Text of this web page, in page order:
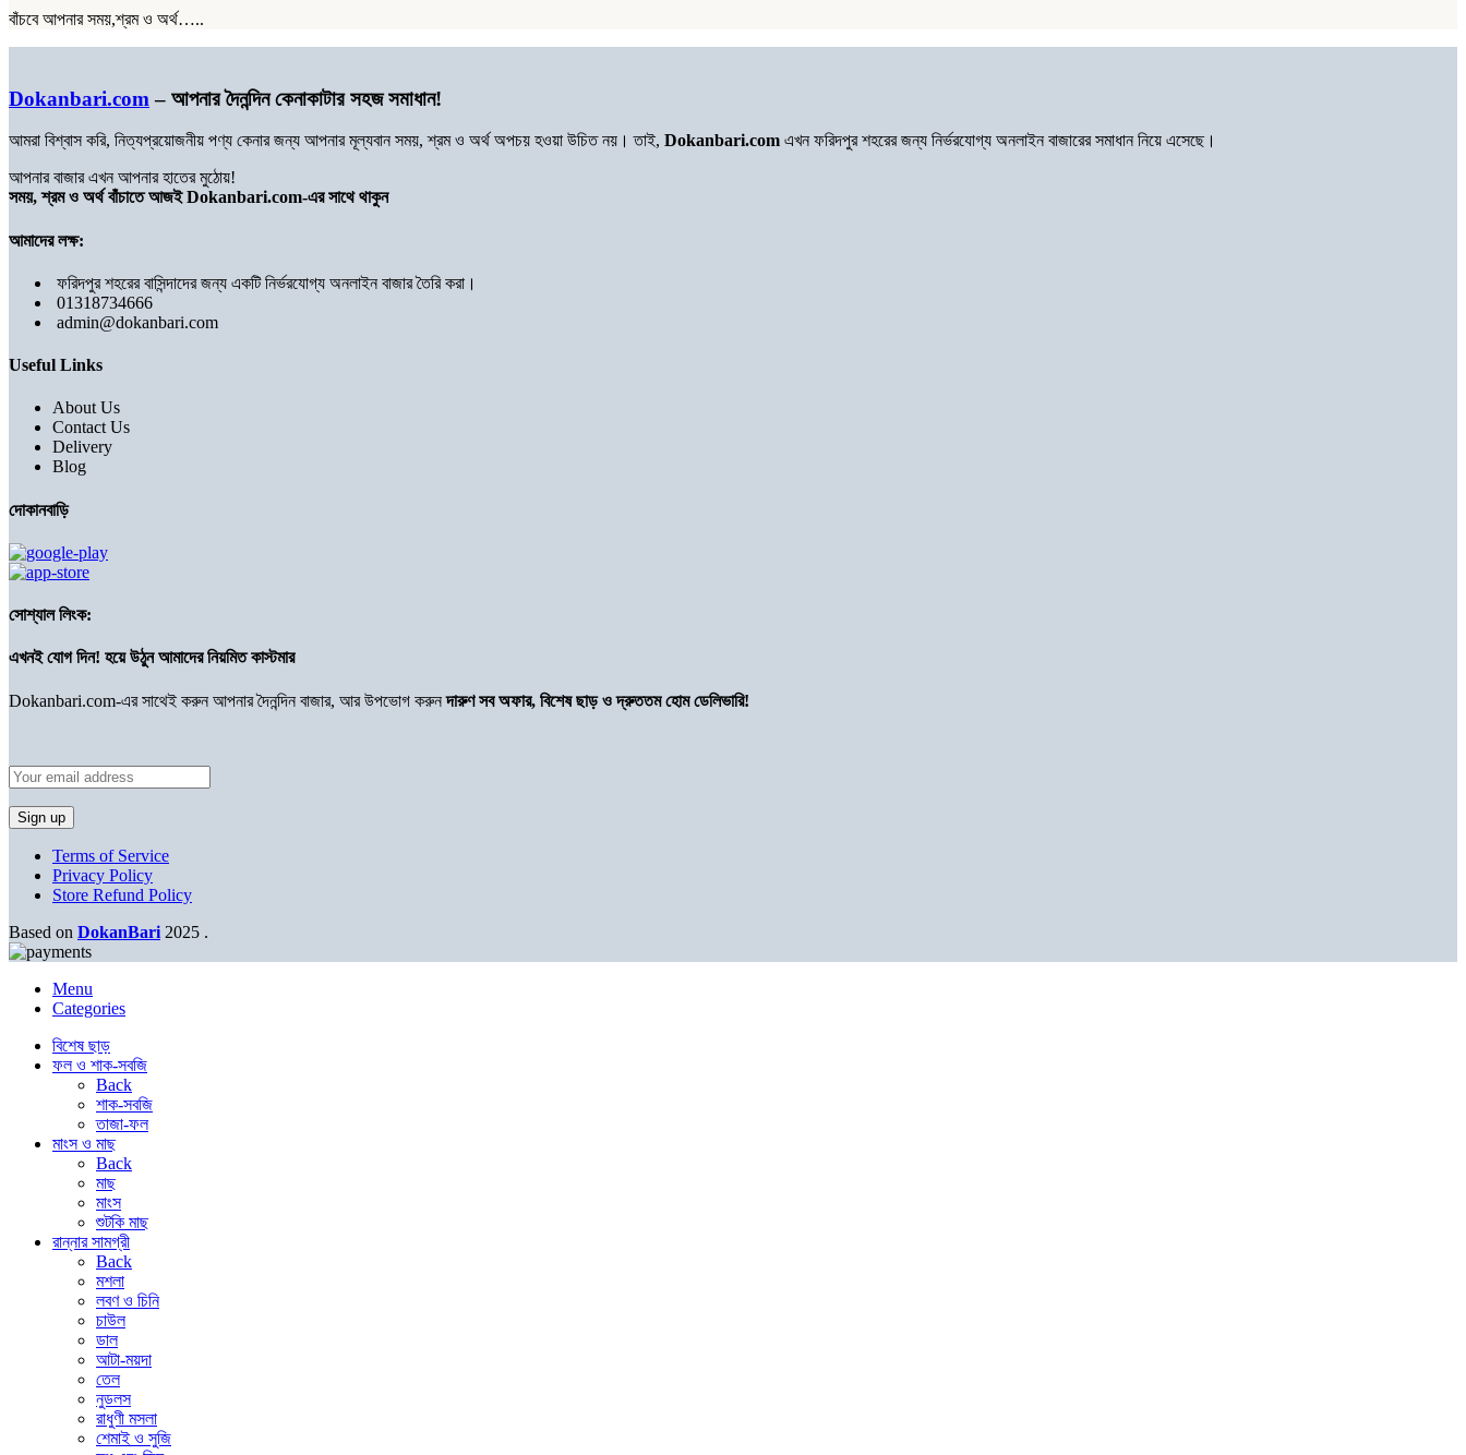
বাঁচবে আপনার সময়,শ্রম ও অর্থ…..
Dokanbari.com – আপনার দৈনন্দিন কেনাকাটার সহজ সমাধান!
আমরা বিশ্বাস করি, নিত্যপ্রয়োজনীয় পণ্য কেনার জন্য আপনার মূল্যবান সময়, শ্রম ও অর্থ অপচয় হওয়া উচিত নয়। তাই, Dokanbari.com এখন ফরিদপুর শহরের জন্য নির্ভরযোগ্য অনলাইন বাজারের সমাধান নিয়ে এসেছে।
আপনার বাজার এখন আপনার হাতের মুঠোয়!
সময়, শ্রম ও অর্থ বাঁচাতে আজই Dokanbari.com-এর সাথে থাকুন
আমাদের লক্ষ:
ফরিদপুর শহরের বাসিন্দাদের জন্য একটি নির্ভরযোগ্য অনলাইন বাজার তৈরি করা।
01318734666
admin@dokanbari.com
Useful Links
About Us
Contact Us
Delivery
Blog
দোকানবাড়ি
সোশ্যাল লিংক:
এখনই যোগ দিন! হয়ে উঠুন আমাদের নিয়মিত কাস্টমার
Dokanbari.com-এর সাথেই করুন আপনার দৈনন্দিন বাজার, আর উপভোগ করুনদারুণ সব অফার, বিশেষ ছাড় ও দ্রুততম হোম ডেলিভারি!
Terms of Service
Privacy Policy
Store Refund Policy
Based on DokanBari 2025 .
Menu
Categories
বিশেষ ছাড়
ফল ও শাক-সবজি
Back
শাক-সবজি
তাজা-ফল
মাংস ও মাছ
Back
মাছ
মাংস
শুটকি মাছ
রান্নার সামগ্রী
Back
মশলা
লবণ ও চিনি
চাউল
ডাল
আটা-ময়দা
তেল
নুডলস
রাধুণী মসলা
শেমাই ও সুজি